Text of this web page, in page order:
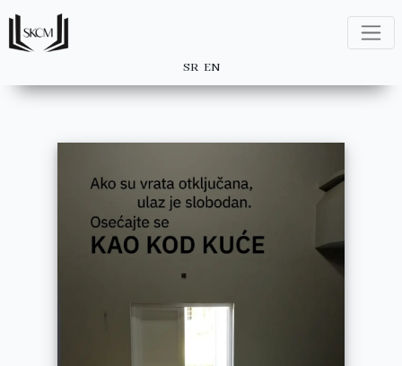
SR EN